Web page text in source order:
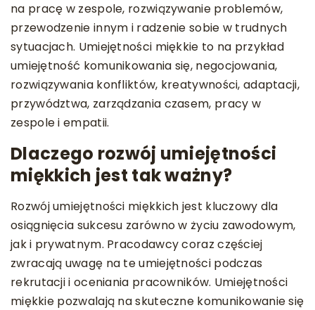
na pracę w zespole, rozwiązywanie problemów,
przewodzenie innym i radzenie sobie w trudnych
sytuacjach. Umiejętności miękkie to na przykład
umiejętność komunikowania się, negocjowania,
rozwiązywania konfliktów, kreatywności, adaptacji,
przywództwa, zarządzania czasem, pracy w
zespole i empatii.
Dlaczego rozwój umiejętności
miękkich jest tak ważny?
Rozwój umiejętności miękkich jest kluczowy dla
osiągnięcia sukcesu zarówno w życiu zawodowym,
jak i prywatnym. Pracodawcy coraz częściej
zwracają uwagę na te umiejętności podczas
rekrutacji i oceniania pracowników. Umiejętności
miękkie pozwalają na skuteczne komunikowanie się